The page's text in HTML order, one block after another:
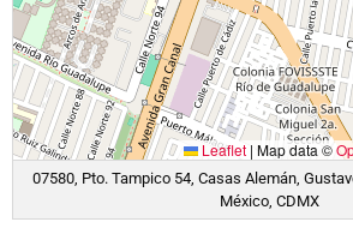
Leaflet | Map data ©
07580, Pto. Tampico 54, Casas Alemán,
México, CDMX